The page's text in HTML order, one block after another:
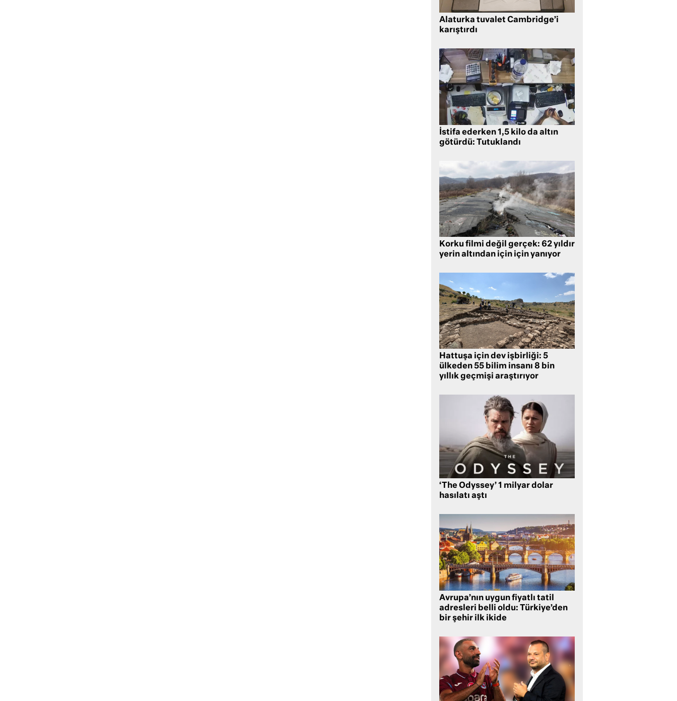
Alaturka tuvalet Cambridge’i
karıştırdı
İstifa ederken 1,5 kilo da altın
götürdü: Tutuklandı
Korku filmi değil gerçek: 62 yıldır
yerin altından için için yanıyor
Hattuşa için dev işbirliği: 5
ülkeden 55 bilim insanı 8 bin
yıllık geçmişi araştırıyor
‘The Odyssey’ 1 milyar dolar
hasılatı aştı
Avrupa’nın uygun fiyatlı tatil
adresleri belli oldu: Türkiye’den
bir şehir ilk ikide